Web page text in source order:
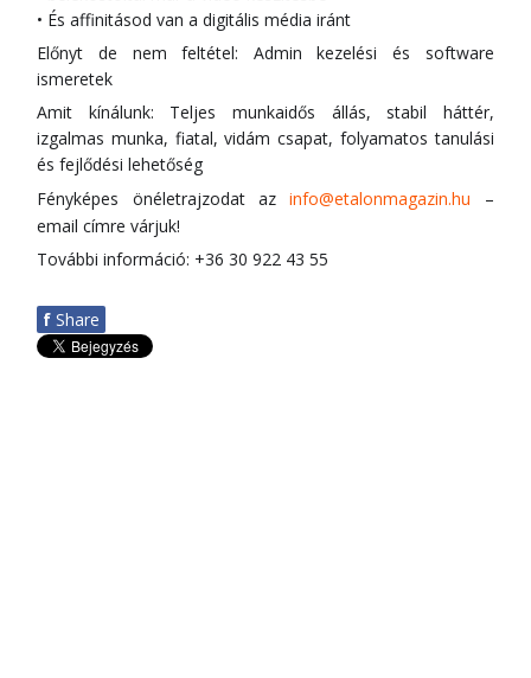
• És affinitásod van a digitális média iránt
Előnyt de nem feltétel: Admin kezelési és software
ismeretek
Amit kínálunk: Teljes munkaidős állás, stabil háttér,
izgalmas munka, fiatal, vidám csapat, folyamatos tanulási
és fejlődési lehetőség
Fényképes önéletrajzodat azinfo@etalonmagazin.hu –
email címre várjuk!
További információ: +36 30 922 43 55
f Share